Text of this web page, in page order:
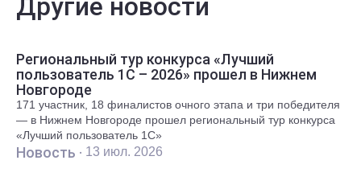
Другие новости
Региональный тур конкурса «Лучший
пользователь 1С – 2026» прошел в Нижнем
Новгороде
171 участник, 18 финалистов очного этапа и три победителя
— в Нижнем Новгороде прошел региональный тур конкурса
«Лучший пользователь 1С»
Новость · 13 июл. 2026